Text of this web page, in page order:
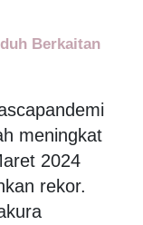
Berkaitan
meningkat
2024
rekor.